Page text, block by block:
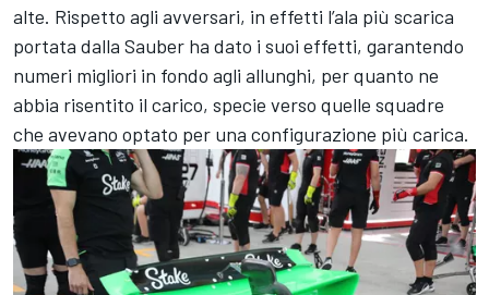
alte. Rispetto agli avversari, in effetti l’ala più scarica
portata dalla Sauber ha dato i suoi effetti, garantendo
numeri migliori in fondo agli allunghi, per quanto ne
abbia risentito il carico, specie verso quelle squadre
che avevano optato per una configurazione più carica.